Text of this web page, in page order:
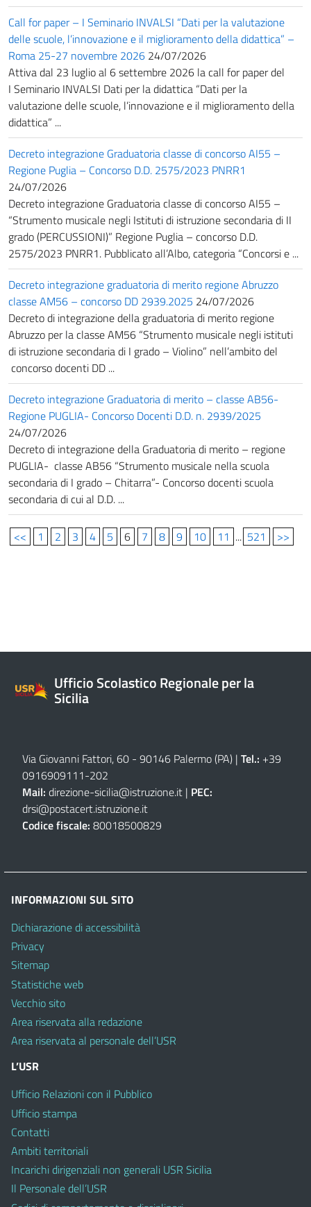
Call for paper – I Seminario INVALSI “Dati per la valutazione
delle scuole, l’innovazione e il miglioramento della didattica” –
Roma 25-27 novembre 2026 24/07/2026
Attiva dal 23 luglio al 6 settembre 2026 la call for paper del
I Seminario INVALSI Dati per la didattica “Dati per la
valutazione delle scuole, l’innovazione e il miglioramento della
didattica” ...
Decreto integrazione Graduatoria classe di concorso AI55 –
Regione Puglia – Concorso D.D. 2575/2023 PNRR1
24/07/2026
Decreto integrazione Graduatoria classe di concorso AI55 –
“Strumento musicale negli Istituti di istruzione secondaria di II
grado (PERCUSSIONI)” Regione Puglia – concorso D.D.
2575/2023 PNRR1. Pubblicato all’Albo, categoria “Concorsi e ...
Decreto integrazione graduatoria di merito regione Abruzzo
classe AM56 – concorso DD 2939.2025 24/07/2026
Decreto di integrazione della graduatoria di merito regione
Abruzzo per la classe AM56 “Strumento musicale negli istituti
di istruzione secondaria di I grado – Violino” nell’ambito del
concorso docenti DD ...
Decreto integrazione Graduatoria di merito – classe AB56-
Regione PUGLIA- Concorso Docenti D.D. n. 2939/2025
24/07/2026
Decreto di integrazione della Graduatoria di merito – regione
PUGLIA- classe AB56 “Strumento musicale nella scuola
secondaria di I grado – Chitarra”- Concorso docenti scuola
secondaria di cui al D.D. ...
<< 1 2 3 4 5 6 7 8 9 10 11 ... 521 >>
Ufficio Scolastico Regionale per la
Sicilia
Via Giovanni Fattori, 60 - 90146 Palermo (PA) | Tel.: +39
0916909111-202
Mail: direzione-sicilia@istruzione.it | PEC:
drsi@postacert.istruzione.it
Codice fiscale: 80018500829
INFORMAZIONI SUL SITO
Dichiarazione di accessibilità
Privacy
Sitemap
Statistiche web
Vecchio sito
Area riservata alla redazione
Area riservata al personale dell’USR
L’USR
Ufficio Relazioni con il Pubblico
Ufficio stampa
Contatti
Ambiti territoriali
Incarichi dirigenziali non generali USR Sicilia
Il Personale dell’USR